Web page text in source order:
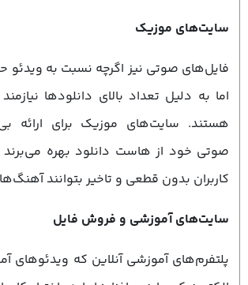
سایت‌های موزیک
فایل‌های صوتی نیز اگرچه نسبت به ویدئو
اما به دلیل تعداد بالای دانلودها
هستند. سایت‌های موزیک برای ارائه
صوتی خود از هاست دانلود بهره می‌برند
کاربران بدون قطعی و تاخیر بتوانند
سایت‌های آموزشی و فروش فایل
پلتفرم‌های آموزشی آنلاین که ویدئوهای